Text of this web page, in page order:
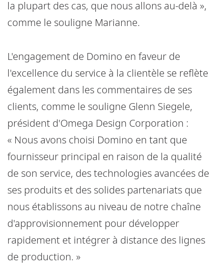
la plupart des cas, que nous allons au-delà »,
comme le souligne Marianne.
L'engagement de Domino en faveur de
l'excellence du service à la clientèle se reflète
également dans les commentaires de ses
clients, comme le souligne Glenn Siegele,
président d'Omega Design Corporation :
« Nous avons choisi Domino en tant que
fournisseur principal en raison de la qualité
de son service, des technologies avancées de
ses produits et des solides partenariats que
nous établissons au niveau de notre chaîne
d'approvisionnement pour développer
rapidement et intégrer à distance des lignes
de production. »